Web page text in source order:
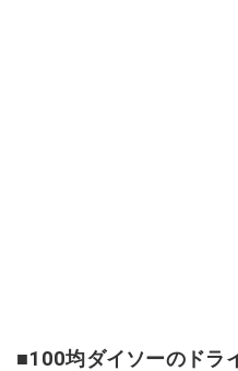
■100均ダイソーのドラ